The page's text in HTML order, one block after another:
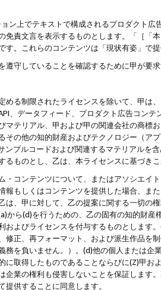
ン上でテキストで構成されるプロダクト
免責文言を表示するものとします。「［「
す。これらのコンテンツは「現状有姿」で
遵守していることを確認するために甲が要
める制限されたライセンスを除いて、甲は
、データフィード、プロダクト広告コン
マテリアル、甲および甲の関連会社の商
その他の知的財産およびテクノロジー（ア
ンプルコードおよび関連するマテリアル
るものとし、乙は、本ライセンスに基づき
・コンテンツについて、またはアソシエイ
報もしくはコンテンツを提供した場合、ま
は、甲に対して、乙の提案に関する一切
から(d)を行うための、乙の固有の知的財
およびライセンスを付与するものとします
修正、再フォーマット、および派生作品を
務を負いません。）。(d)他の個人または
に取得したものであることならびに(Z)甲
企業の権利も侵害しないことを保証します
提供することに同意します。